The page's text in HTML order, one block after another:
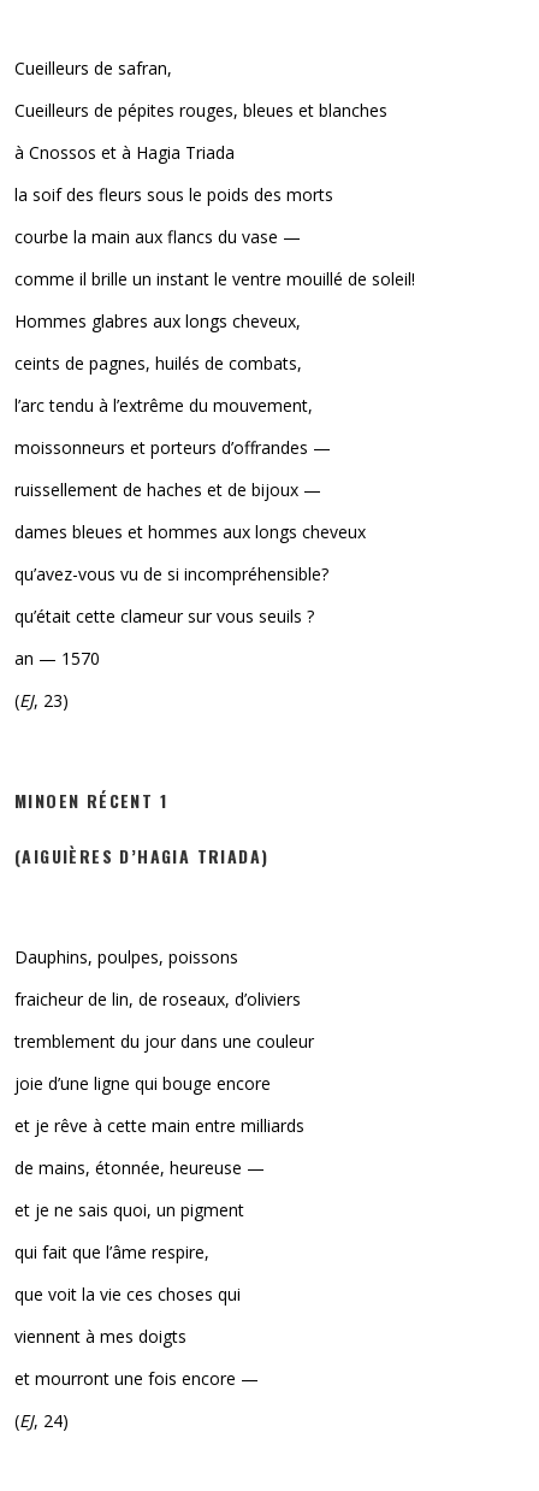
Cueilleurs de safran,
Cueilleurs de pépites rouges, bleues et blanches
à Cnossos et à Hagia Triada
la soif des fleurs sous le poids des morts
courbe la main aux flancs du vase —
comme il brille un instant le ventre mouillé de soleil!
Hommes glabres aux longs cheveux,
ceints de pagnes, huilés de combats,
l’arc tendu à l’extrême du mouvement,
moissonneurs et porteurs d’offrandes —
ruissellement de haches et de bijoux —
dames bleues et hommes aux longs cheveux
qu’avez-vous vu de si incompréhensible?
qu’était cette clameur sur vous seuils ?
an — 1570
(EJ, 23)
MINOEN RÉCENT 1
(AIGUIÈRES D’HAGIA TRIADA)
Dauphins, poulpes, poissons
fraicheur de lin, de roseaux, d’oliviers
tremblement du jour dans une couleur
joie d’une ligne qui bouge encore
et je rêve à cette main entre milliards
de mains, étonnée, heureuse —
et je ne sais quoi, un pigment
qui fait que l’âme respire,
que voit la vie ces choses qui
viennent à mes doigts
et mourront une fois encore —
(EJ, 24)